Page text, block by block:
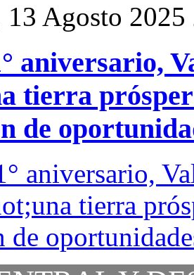
Agosto 2025
aniversario,
tierra
de